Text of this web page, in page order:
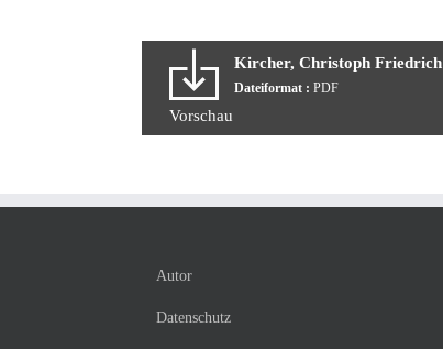
Kircher, Christoph Friedrich
Dateiformat : PDF
Vorschau
Autor
Datenschutz